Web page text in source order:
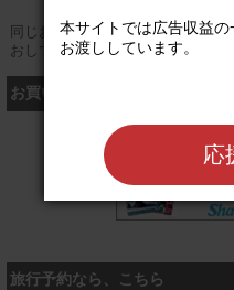
同じお買い物やお申し込みを複数
おしてください
お買い物するなら、こちら
旅行予約なら、こちら
本サイトでは広告収益
お渡ししています。
応